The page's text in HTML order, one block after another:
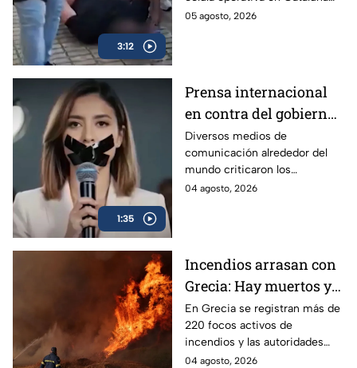
3:12
del cártel Jalisco Nueva
05 agosto, 2026
1:35
Prensa internacional
en contra del gobierno
por los Lineamientos
para Callar a México
Diversos medios de
comunicación alrededor del
mundo criticaron los
Lineamientos para Callar a
04 agosto, 2026
Incendios arrasan con
Grecia: Hay muertos y
más de mil evacuados
En Grecia se registran más de
220 focos activos de
incendios y las autoridades
han detenido a más de 30
04 agosto, 2026